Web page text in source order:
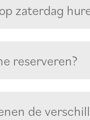
zaterdag
reserveren?
de